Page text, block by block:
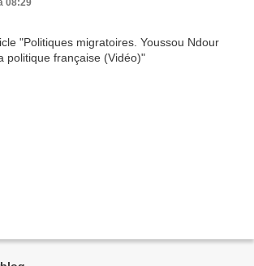
08:29